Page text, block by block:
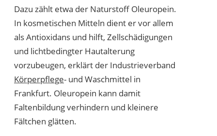
Dazu zählt etwa der Naturstoff Oleuropein.
In kosmetischen Mitteln dient er vor allem
als Antioxidans und hilft, Zellschädigungen
und lichtbedingter Hautalterung
vorzubeugen, erklärt der Industrieverband
Körperpflege- und Waschmittel in
Frankfurt. Oleuropein kann damit
Faltenbildung verhindern und kleinere
Fältchen glätten.